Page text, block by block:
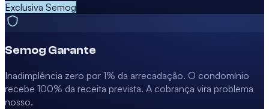
Exclusiva Semog
Semog Garante
Inadimplência zero por 1% da arrecadação. O condomínio
recebe 100% da receita prevista. A cobrança vira problema
nosso.